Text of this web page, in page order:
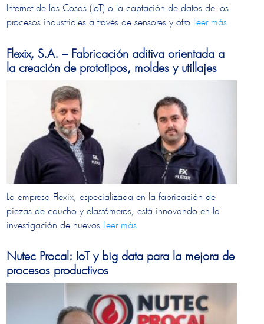
Internet de las Cosas (IoT) o la captación de datos de los
procesos industriales a través de sensores y otro Leer más
Flexix, S.A. – Fabricación aditiva orientada a
la creación de prototipos, moldes y utillajes
La empresa Flexix, especializada en la fabricación de
piezas de caucho y elastómeros, está innovando en la
investigación de nuevos Leer más
Nutec Procal: IoT y big data para la mejora de
procesos productivos